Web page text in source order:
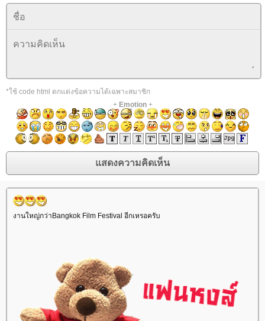
*ใช้ code html ตกแต่งข้อความได้เฉพาะสมาชิก
+ Emotion+
งานใหญ่กว่าBangkok Film Festival อีกเหรอครับ